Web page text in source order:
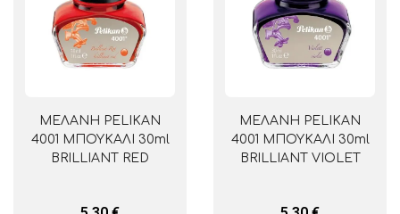
ΜΕΛΑΝΗ PELIKAN
4001 ΜΠΟΥΚΑΛΙ 30ml
BRILLIANT RED
ΜΕΛΑΝΗ PELIKAN
4001 ΜΠΟΥΚΑΛΙ 30ml
BRILLIANT VIOLET